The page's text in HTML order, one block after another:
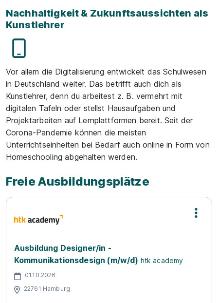
Nachhaltigkeit & Zukunftsaussichten als
Kunstlehrer
Vor allem die Digitalisierung entwickelt das Schulwesen
in Deutschland weiter. Das betrifft auch dich als
Kunstlehrer, denn du arbeitest z. B. vermehrt mit
digitalen Tafeln oder stellst Hausaufgaben und
Projektarbeiten auf Lernplattformen bereit. Seit der
Corona-Pandemie können die meisten
Unterrichtseinheiten bei Bedarf auch online in Form von
Homeschooling abgehalten werden.
Freie Ausbildungsplätze
Ausbildung Designer/in -
Kommunikationsdesign (m/w/d) htk academy
01.10.2026
22761 Hamburg